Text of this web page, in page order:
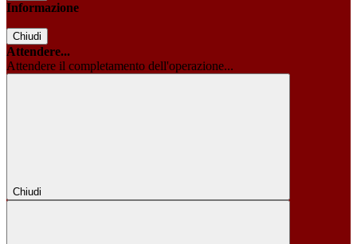
Informazione
Chiudi
Attendere...
Attendere il completamento dell'operazione...
Chiudi